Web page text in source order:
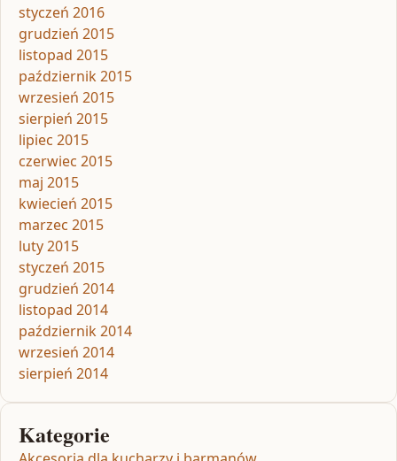
styczeń 2016
grudzień 2015
listopad 2015
październik 2015
wrzesień 2015
sierpień 2015
lipiec 2015
czerwiec 2015
maj 2015
kwiecień 2015
marzec 2015
luty 2015
styczeń 2015
grudzień 2014
listopad 2014
październik 2014
wrzesień 2014
sierpień 2014
Kategorie